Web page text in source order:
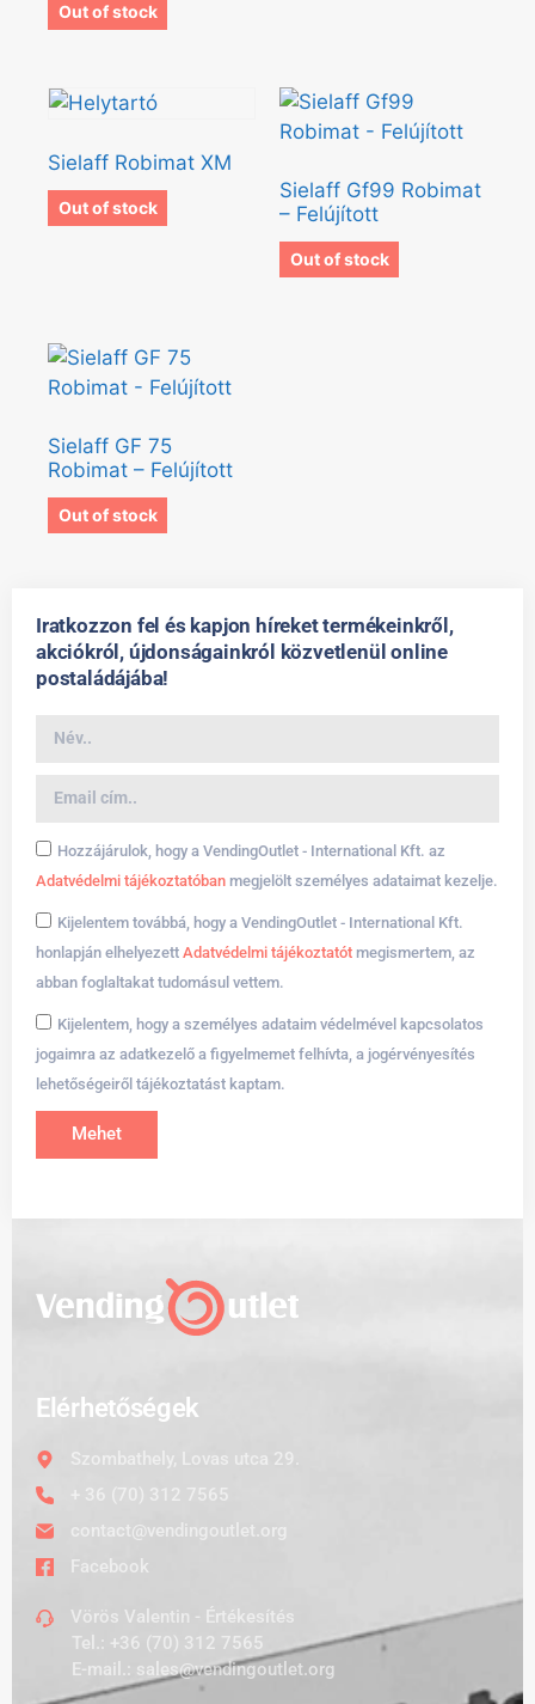
Out of stock
Sielaff Robimat XM
Out of stock
Sielaff Gf99 Robimat
– Felújított
Out of stock
Sielaff GF 75
Robimat – Felújított
Out of stock
Iratkozzon fel és kapjon híreket termékeinkről,
akciókról, újdonságainkról közvetlenül online
postaládájába!
Hozzájárulok, hogy a VendingOutlet - International Kft. az
Adatvédelmi tájékoztatóban megjelölt személyes adataimat kezelje.
Kijelentem továbbá, hogy a VendingOutlet - International Kft.
honlapján elhelyezett Adatvédelmi tájékoztatót megismertem, az
abban foglaltakat tudomásul vettem.
Kijelentem, hogy a személyes adataim védelmével kapcsolatos
jogaimra az adatkezelő a figyelmemet felhívta, a jogérvényesítés
lehetőségeiről tájékoztatást kaptam.
Mehet
Elérhetőségek
Szombathely, Lovas utca 29.
+ 36 (70) 312 7565
contact@vendingoutlet.org
Facebook
Vörös Valentin - Értékesítés
Tel.: +36 (70) 312 7565
E-mail.: sales@vendingoutlet.org